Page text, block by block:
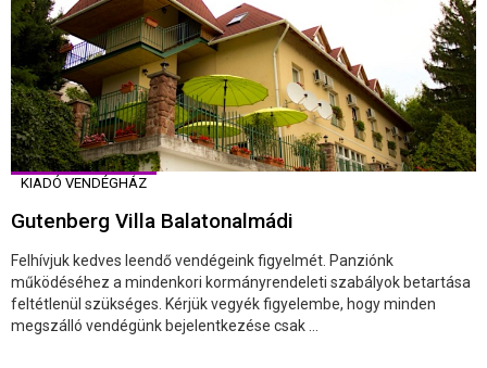
KIADÓ VENDÉGHÁZ
Gutenberg Villa Balatonalmádi
Felhívjuk kedves leendő vendégeink figyelmét. Panziónk
működéséhez a mindenkori kormányrendeleti szabályok betartása
feltétlenül szükséges. Kérjük vegyék figyelembe, hogy minden
megszálló vendégünk bejelentkezése csak ...